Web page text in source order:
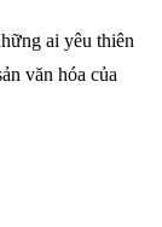
ai yêu thiên
văn hóa của